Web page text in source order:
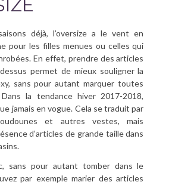
déjà, l’oversize a le vent en
pour les filles menues ou celles qui
En effet, prendre des articles
permet de mieux souligner la
sans pour autant marquer toutes
la tendance hiver 2017-2018,
jamais en vogue. Cela se traduit par
et autres vestes, mais
d’articles de grande taille dans
sans pour autant tomber dans le
par exemple marier des articles